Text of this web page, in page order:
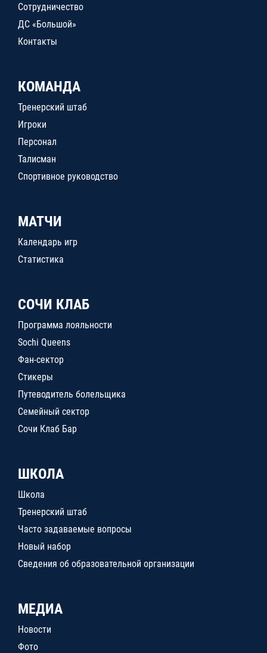
Сотрудничество
ДС «Большой»
Контакты
КОМАНДА
Тренерский штаб
Игроки
Персонал
Талисман
Спортивное руководство
МАТЧИ
Календарь игр
Статистика
СОЧИ КЛАБ
Программа лояльности
Sochi Queens
Фан-сектор
Стикеры
Путеводитель болельщика
Семейный сектор
Сочи Клаб Бар
ШКОЛА
Школа
Тренерский штаб
Часто задаваемые вопросы
Новый набор
Сведения об образовательной организации
МЕДИА
Новости
Фото